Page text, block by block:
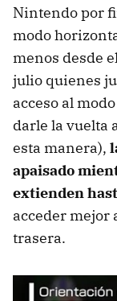
Nintendo por
modo
menos desde
julio quienes
acceso al
darle la vuelta
esta manera),
apaisado
extienden
acceder mejor
trasera.